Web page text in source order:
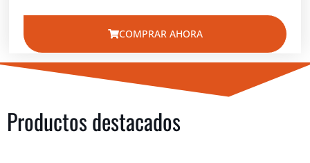
COMPRAR AHORA
Productos destacados